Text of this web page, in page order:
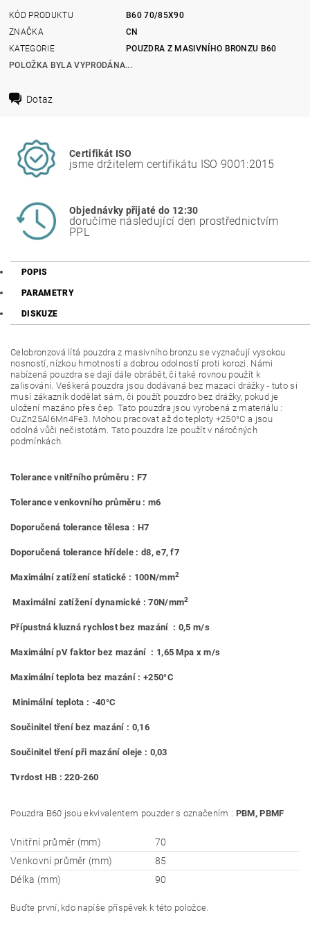
KÓD PRODUKTU
B60 70/85X90
ZNAČKA
CN
KATEGORIE
POUZDRA Z MASIVNÍHO BRONZU B60
POLOŽKA BYLA VYPRODÁNA...
Dotaz
Certifikát ISO
jsme držitelem certifikátu ISO 9001:2015
Objednávky přijaté do 12:30
doručíme následující den prostřednictvím
PPL
POPIS
PARAMETRY
DISKUZE
Celobronzová lítá pouzdra z masivního bronzu se vyznačují vysokou
nosností, nízkou hmotností a dobrou odolností proti korozi. Námi
nabízená pouzdra se dají dále obrábět, či také rovnou použít k
zalisování. Veškerá pouzdra jsou dodávaná bez mazací drážky - tuto si
musí zákazník dodělat sám, či použít pouzdro bez drážky, pokud je
uložení mazáno přes čep. Tato pouzdra jsou vyrobená z materiálu :
CuZn25Al6Mn4Fe3. Mohou pracovat až do teploty +250°C a jsou
odolná vůči nečistotám. Tato pouzdra lze použít v náročných
podmínkách.
Tolerance vnitřního průměru : F7
Tolerance venkovního průměru : m6
Doporučená tolerance tělesa : H7
Doporučená tolerance hřídele : d8, e7, f7
Maximální zatížení statické : 100N/mm2
Maximální zatížení dynamické : 70N/mm2
Přípustná kluzná rychlost bez mazání : 0,5 m/s
Maximální pV faktor bez mazání : 1,65 Mpa x m/s
Maximální teplota bez mazání : +250°C
Minimální teplota : -40°C
Součinitel tření bez mazání : 0,16
Součinitel tření při mazání oleje : 0,03
Tvrdost HB : 220-260
Pouzdra B60 jsou ekvivalentem pouzder s označením : PBM, PBMF
Vnitřní průměr (mm)
70
Venkovní průměr (mm)
85
Délka (mm)
90
Buďte první, kdo napíše příspěvek k této položce.